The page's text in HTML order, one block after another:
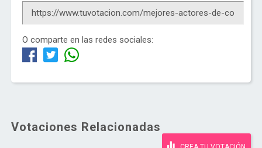
O comparte en las redes sociales:
Votaciones Relacionadas